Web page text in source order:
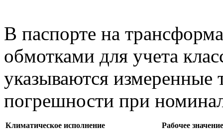
В паспорте на
обмотками для учета
указываются измеренные
погрешности при
Климатическое исполнение Рабочее